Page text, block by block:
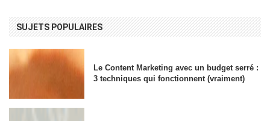
SUJETS POPULAIRES
Le Content Marketing avec un budget serré :
3 techniques qui fonctionnent (vraiment)